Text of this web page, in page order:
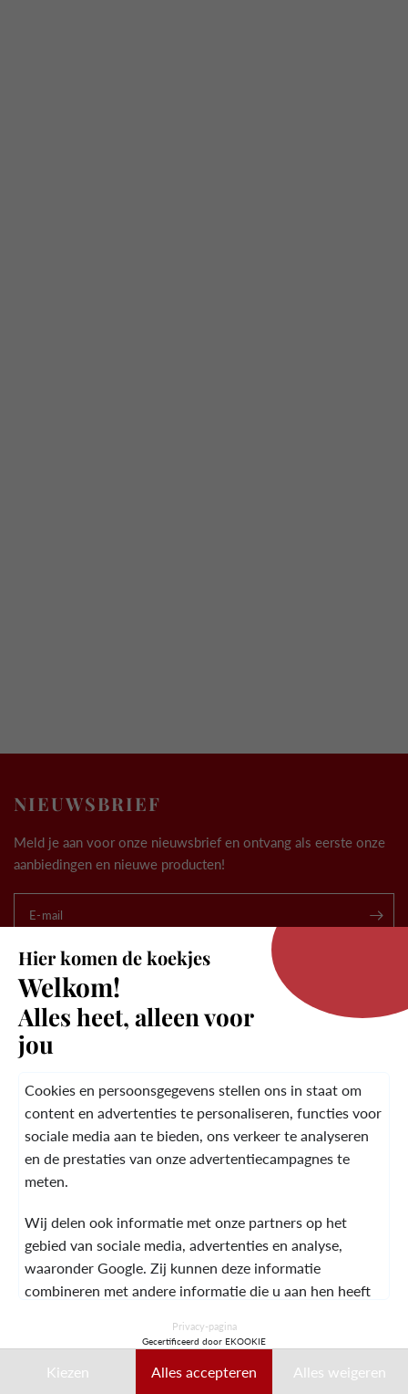
NIEUWSBRIEF
Meld je aan voor onze nieuwsbrief en ontvang als eerste onze
aanbiedingen en nieuwe producten!
E-mail
HET MERK
KLANTENSERVICE
© 2026 Laura Vita
ONTWORPEN DOOR LOBSTTER
INFORMATIE
VOORWAARDEN
MET
Hier komen de koekjes
Welkom!
Alles heet, alleen voor
jou
Cookies en persoonsgegevens stellen ons in staat om
content en advertenties te personaliseren, functies voor
sociale media aan te bieden, ons verkeer te analyseren
en de prestaties van onze advertentiecampagnes te
meten.
Wij delen ook informatie met onze partners op het
gebied van sociale media, advertenties en analyse,
waaronder Google. Zij kunnen deze informatie
combineren met andere informatie die u aan hen heeft
Deze gegevens kunnen met name worden gebruikt voor
.
Privacy-pagina
Gecertificeerd door EKOOKIE
Kiezen Alles accepteren Alles weigeren